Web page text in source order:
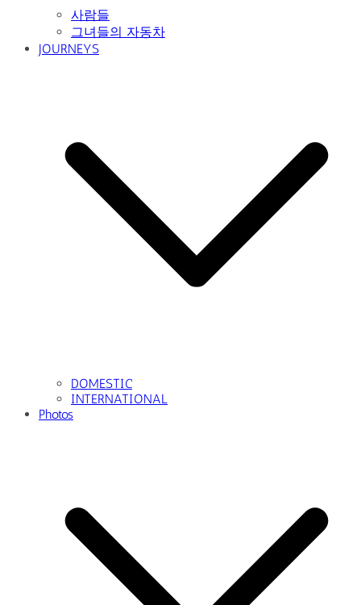
사람들
그녀들의 자동차
JOURNEYS
DOMESTIC
INTERNATIONAL
Photos